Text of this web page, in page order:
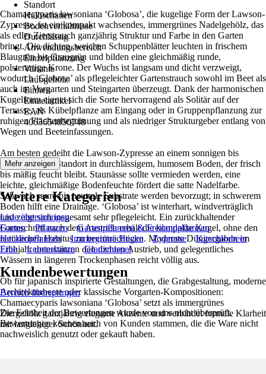
Standort
Halbschatten
Bodenverhältnisse
Durchlässig
Anwendungsbereich
Einzelpflanzung
Variante
Laubgehölz
Einheit
Einzelartikel
EAN
4063654850748
Chamaecyparis lawsoniana ‘Globosa’, die kugelige Form der Lawson-
Zypresse, ist ein kompakt wachsendes, immergrünes Nadelgehölz, das
als edler Zierstrauch ganzjährig Struktur und Farbe in den Garten
bringt. Die dichten, weichen Schuppenblätter leuchten in frischem
Blaugrün bis Graugrün und bilden eine gleichmäßig runde,
polsterartige Krone. Der Wuchs ist langsam und dicht verzweigt,
wodurch ‘Globosa’ als pflegeleichter Gartenstrauch sowohl im Beet als
auch im Vorgarten und Steingarten überzeugt. Dank der harmonischen
Kugelform eignet sich die Sorte hervorragend als Solitär auf der
Terrasse, als Kübelpflanze am Eingang oder in Gruppenpflanzung zur
ruhigen Flächenbegrünung und als niedriger Strukturgeber entlang von
Wegen und Beeteinfassungen.
Am besten gedeiht die Lawson-Zypresse an einem sonnigen bis
halbschattigen Standort in durchlässigem, humosem Boden, der frisch
bis mäßig feucht bleibt. Staunässe sollte vermieden werden, eine
leichte, gleichmäßige Bodenfeuchte fördert die satte Nadelfarbe.
Schwach saure bis neutrale Substrate werden bevorzugt; in schwerem
Boden hilft eine Drainage. ‘Globosa’ ist winterhart, windverträglich
und zeigt sich insgesamt sehr pflegeleicht. Ein zurückhaltender
Formschnitt nach dem Austrieb erhält die kompakte Kugel, ohne den
natürlichen Habitus zu beeinträchtigen. Moderate Düngergaben im
Frühjahr unterstützen den dichten Austrieb, und gelegentliches
Wässern in längeren Trockenphasen reicht völlig aus.
Ob für japanisch inspirierte Gestaltungen, die Grabgestaltung, moderne
Architekturbeete oder klassische Vorgarten-Kompositionen:
Chamaecyparis lawsoniana ‘Globosa’ setzt als immergrünes
Ziergehölz ganzjährig elegante Akzente und verbindet formale Klarheit
mit langlebiger Schönheit.
Mehr anzeigen
Weitere Kategorien
Liste überspringen
Garten
Pflanzen
Gartenpflanzen & Freilandpflanzen
Heckenpflanzen
Immergrüne Hecke Zypresse
Kirschlorbeer
Eibe
Lebensbaum Glanzmispel
Kundenbewertungen
Bereich überspringen
Die Echtheit der Bewertungen wurde von uns nicht überprüft.
Bewertungen können auch von Kunden stammen, die die Ware nicht
nachweislich genutzt oder gekauft haben.